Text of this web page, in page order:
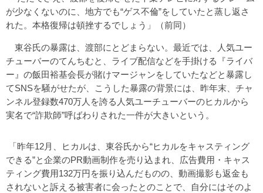
が少なくないのに、地方でも“ゲス不倫”をしていたと蒸し返さ
れた。本格復帰は頓挫するでしょう」（前同）
東谷氏の暴露は、渡部にとどまらない。最近では、人気ユー
チューバーのてんちむと、ライブ配信などを手掛ける『ライバ
ー』の飯田裕基会長が賭けマージャンをしていたなどと暴露し
てSNSを騒がせたが、こうした暴露の背景には、昨年末、チャ
ンネル登録数470万人を誇る人気ユーチューバーのヒカルから
実名で“詐欺師”呼ばわりされた一件が大きいという。
「昨年12月、ヒカルは、東谷氏から“ヒカルをキャスティング
できる”と企業のPR動画制作を売り込まれ、広告費用・キャス
ティング費用132万円を振り込んだものの、動画撮影も返金も
されないと訴える被害者に会ったとのことで、自分にはそのよ